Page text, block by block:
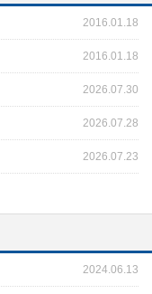
2016.01.18
2016.01.18
2026.07.30
2026.07.28
2026.07.23
2024.06.13